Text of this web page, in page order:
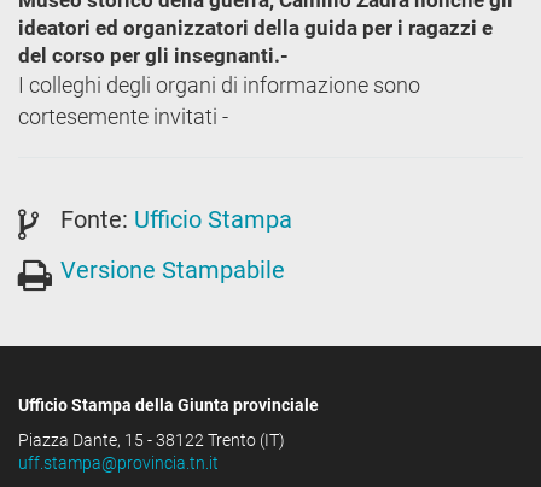
ideatori ed organizzatori della guida per i ragazzi e
del corso per gli insegnanti.-
I colleghi degli organi di informazione sono
cortesemente invitati -
Fonte: Ufficio Stampa
Versione Stampabile
Ufficio Stampa della Giunta provinciale
Piazza Dante, 15 - 38122 Trento (IT)
uff.stampa@provincia.tn.it